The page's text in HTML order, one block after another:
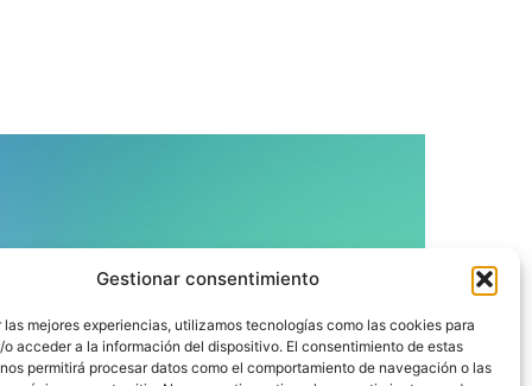
Gestionar consentimiento
las mejores experiencias, utilizamos tecnologías como las cookies para
o acceder a la información del dispositivo. El consentimiento de estas
permitirá procesar datos como el comportamiento de navegación o las